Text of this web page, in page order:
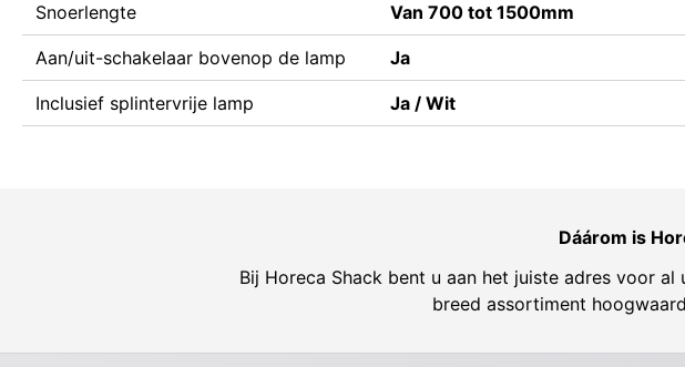
Snoerlengte Van 700 tot 1500mm
Aan/uit-schakelaar bovenop de lamp Ja
Inclusief splintervrije lamp Ja / Wit
Dáárom is
Bij Horeca Shack bent u aan het juiste adres voor
breed assortiment